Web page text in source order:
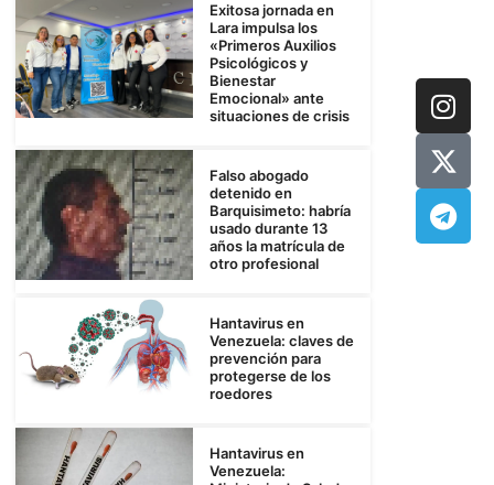
Exitosa jornada en
Lara impulsa los
«Primeros Auxilios
Psicológicos y
Bienestar
Emocional» ante
situaciones de crisis
Falso abogado
detenido en
Barquisimeto: habría
usado durante 13
años la matrícula de
otro profesional
Hantavirus en
Venezuela: claves de
prevención para
protegerse de los
roedores
Hantavirus en
Venezuela: